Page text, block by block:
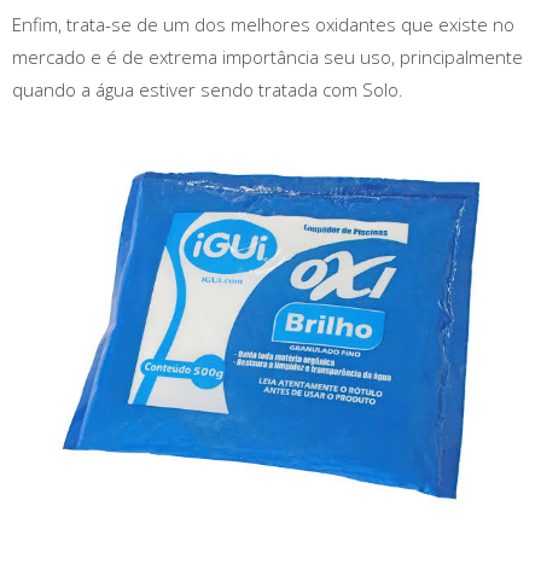
Enfim, trata-se de um dos melhores oxidantes que existe no
mercado e é de extrema importância seu uso, principalmente
quando a água estiver sendo tratada com Solo.